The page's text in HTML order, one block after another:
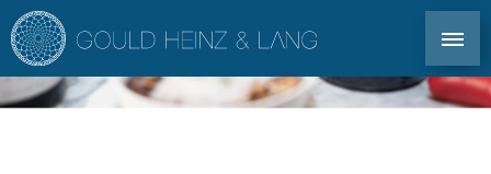
CONTACTO DIRECTO: TEL. +34 971 339 305